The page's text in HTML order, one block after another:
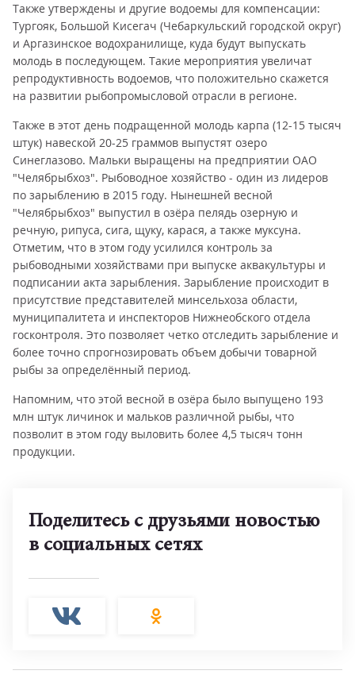
Также утверждены и другие водоемы для компенсации:
Тургояк, Большой Кисегач (Чебаркульский городской округ)
и Аргазинское водохранилище, куда будут выпускать
молодь в последующем. Такие мероприятия увеличат
репродуктивность водоемов, что положительно скажется
на развитии рыбопромысловой отрасли в регионе.
Также в этот день подращенной молодь карпа (12-15 тысяч
штук) навеской 20-25 граммов выпустят озеро
Синеглазово. Мальки выращены на предприятии ОАО
"Челябрыбхоз". Рыбоводное хозяйство - один из лидеров
по зарыблению в 2015 году. Нынешней весной
"Челябрыбхоз" выпустил в озёра пелядь озерную и
речную, рипуса, сига, щуку, карася, а также муксуна.
Отметим, что в этом году усилился контроль за
рыбоводными хозяйствами при выпуске аквакультуры и
подписании акта зарыбления. Зарыбление происходит в
присутствие представителей минсельхоза области,
муниципалитета и инспекторов Нижнеобского отдела
госконтроля. Это позволяет четко отследить зарыбление и
более точно спрогнозировать объем добычи товарной
рыбы за определённый период.
Напомним, что этой весной в озёра было выпущено 193
млн штук личинок и мальков различной рыбы, что
позволит в этом году выловить более 4,5 тысяч тонн
продукции.
Поделитесь с друзьями новостью
в социальных сетях